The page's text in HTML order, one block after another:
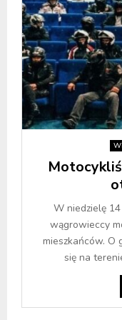
W niedzielę
wągrowieccy
mieszkańców. O
się na